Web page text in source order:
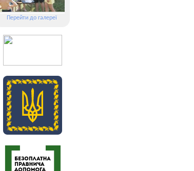
Перейти до галереї